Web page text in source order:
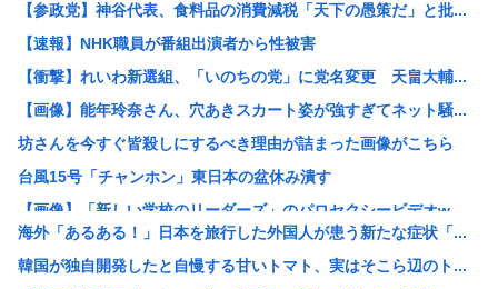
【参政党】神谷代表、食料品の消費減税「天下の愚策だ」と批...
【速報】NHK職員が番組出演者から性被害
【衝撃】れいわ新選組、「いのちの党」に党名変更 天畠大輔...
【画像】能年玲奈さん、穴あきスカート姿が強すぎてネット騒...
坊さんを今すぐ皆殺しにするべき理由が詰まった画像がこちら
台風15号「チャンホン」東日本の盆休み潰す
【画像】「新しい学校のリーダーズ」のパロセクシービデオw...
【困惑】株資産7億円あるのに交通も食事も服も全部優待・・...
【画像】高市早苗さん、殺されることに怯え始めるwww
海外「あるある！」日本を旅行した外国人が患う新たな症状「...
韓国が独自開発したと自慢する甘いトマト、実はそこら辺のト...